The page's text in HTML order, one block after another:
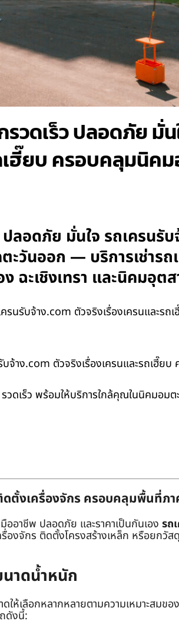
ดเร็ว ปลอดภัย มั่น
เฮี๊ยบ ครอบคลุมนิค
อดภัย มั่นใจ รถเครนรับ
วันออก — บริการเช่ารถ
ะเชิงเทรา และนิคมอุต
นรับจ้าง.com ตัวจริงเรื่องเครนและร
าง.com ตัวจริงเรื่องเครนและรถเฮี๊
เร็ว พร้อมให้บริการใกล้คุณในนิคมอม
ตั้งเครื่องจักร ครอบคลุมพื้นที่ภ
ออาชีพ ปลอดภัย และราคาเป็นกันเอง รถ
รื่องจักร ติดตั้งโครงสร้างเหล็ก หรือยก
นาดน้ำหนัก
ให้เลือกหลากหลายตามความเหมาะสม
ดังนี้: